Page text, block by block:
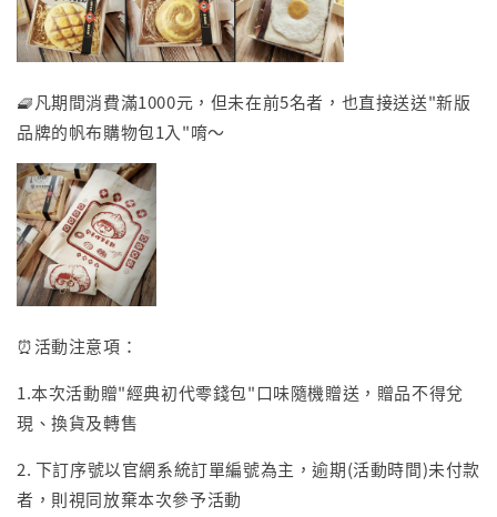
🧇凡期間消費滿1000元，但未在前5名者，也直接送送"新版
品牌的帆布購物包1入"唷～
⏰活動注意項：
1.本次活動贈"經典初代零錢包"口味隨機贈送，贈品不得兌
現、換貨及轉售
2. 下訂序號以官網系統訂單編號為主，逾期(活動時間)未付款
者，則視同放棄本次參予活動